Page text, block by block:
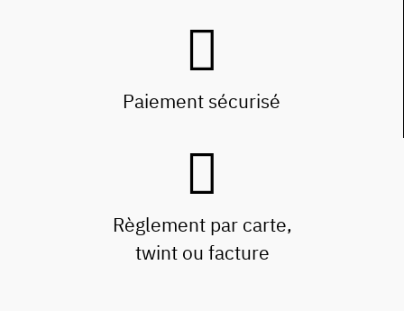
Paiement sécurisé
Règlement par carte,
twint ou facture